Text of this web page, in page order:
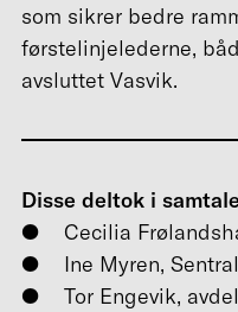
som sikrer bedre
førstelinjelederne,
avsluttet Vasvik.
Disse deltok i
Cecilia
Ine Myren,
Tor Engevik,